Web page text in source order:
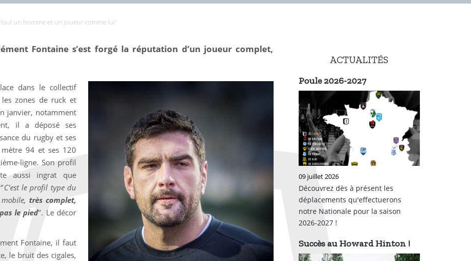
faut un homme et un joueur comme lui’’
Fontaine s’est forgé la réputation d’un joueur complet,
dans le collectif
zones de ruck et
janvier, notamment
il a déposé ses
du rugby et ses
94 et ses 120
ligne. Son profil
aussi ingrat que
C’est le profil type du
mobile,très complet,
le pied’’. Le décor
Fontaine, il faut
le bruit des cigales,
ACTUALITÉS
Poule 2026-2027
09 juillet 2026
Découvrez dès à présent les
déplacements qu'effectuerons
notre Nationale pour la saison
2026-2027 !
Succès au Howard Hinton !